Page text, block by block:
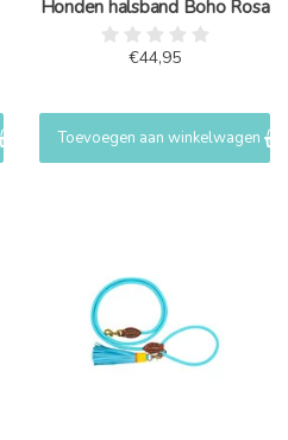
Honden halsband Boho Rosa
€44,95
Toevoegen aan winkelwagen